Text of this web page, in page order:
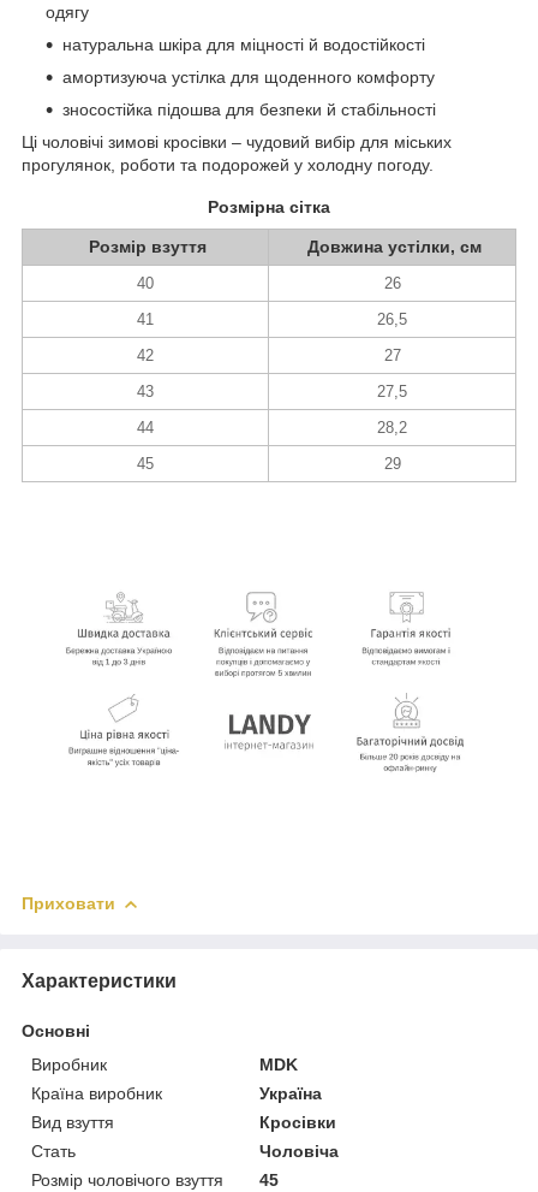
одягу
натуральна шкіра для міцності й водостійкості
амортизуюча устілка для щоденного комфорту
зносостійка підошва для безпеки й стабільності
Ці чоловічі зимові кросівки – чудовий вибір для міських
прогулянок, роботи та подорожей у холодну погоду.
Розмірна сітка
Розмір взуття Довжина устілки, см
40
26
41
26,5
42
27
43
27,5
44
28,2
45
29
Приховати
Характеристики
Основні
Виробник
MDK
Країна виробник
Україна
Вид взуття
Кросівки
Стать
Чоловіча
Розмір чоловічого взуття
45